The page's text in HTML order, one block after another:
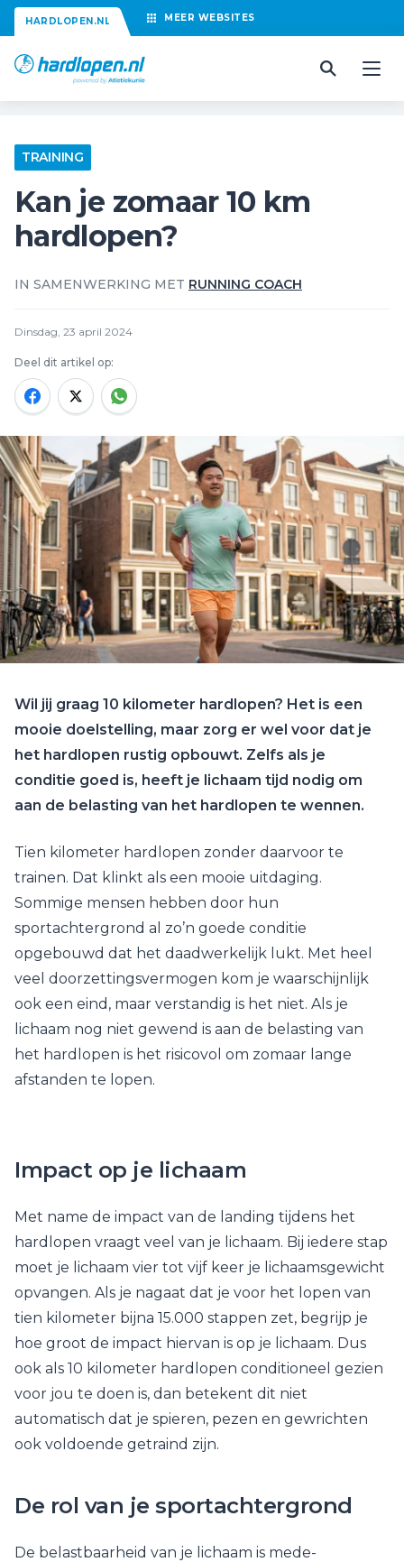
HARDLOPEN.NL MEER WEBSITES
TRAINING
Kan je zomaar 10 km
hardlopen?
IN SAMENWERKING MET RUNNING COACH
Dinsdag, 23 april 2024
Deel dit artikel op:
Wil jij graag 10 kilometer hardlopen? Het is een
mooie doelstelling, maar zorg er wel voor dat je
het hardlopen rustig opbouwt. Zelfs als je
conditie goed is, heeft je lichaam tijd nodig om
aan de belasting van het hardlopen te wennen.
Tien kilometer hardlopen zonder daarvoor te
trainen. Dat klinkt als een mooie uitdaging.
Sommige mensen hebben door hun
sportachtergrond al zo’n goede conditie
opgebouwd dat het daadwerkelijk lukt. Met heel
veel doorzettingsvermogen kom je waarschijnlijk
ook een eind, maar verstandig is het niet. Als je
lichaam nog niet gewend is aan de belasting van
het hardlopen is het risicovol om zomaar lange
afstanden te lopen.
Impact op je lichaam
Met name de impact van de landing tijdens het
hardlopen vraagt veel van je lichaam. Bij iedere stap
moet je lichaam vier tot vijf keer je lichaamsgewicht
opvangen. Als je nagaat dat je voor het lopen van
tien kilometer bijna 15.000 stappen zet, begrijp je
hoe groot de impact hiervan is op je lichaam. Dus
ook als 10 kilometer hardlopen conditioneel gezien
voor jou te doen is, dan betekent dit niet
automatisch dat je spieren, pezen en gewrichten
ook voldoende getraind zijn.
De rol van je sportachtergrond
De belastbaarheid van je lichaam is mede-